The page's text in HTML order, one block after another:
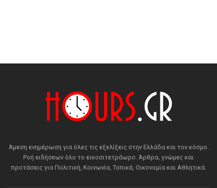
Άμεση ενημέρωση για όλες τις εξελίξεις στην Ελλάδα και τον κόσμο.
Ροή ειδήσεων όλο το εικοσιτετράωρο. Άρθρα, γνώμες και
προτάσεις για Πολιτική, Κοινωνία, Τοπικά, Οικονομία και Αθλητικά.